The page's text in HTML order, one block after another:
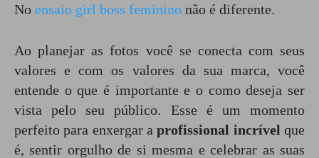
No ensaio girl boss feminino não é diferente.
Ao planejar as fotos você se conecta com seus
valores e com os valores da sua marca, você
entende o que é importante e o como deseja ser
vista pelo seu público. Esse é um momento
perfeito para enxergar aprofissional incrível que
é, sentir orgulho de si mesma e celebrar as suas